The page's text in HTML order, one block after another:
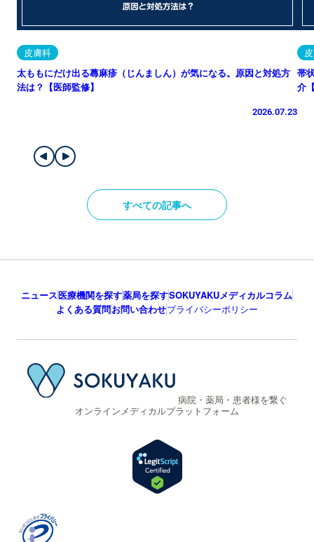
皮膚科
太ももにだけ出る蕁麻疹（じんましん）が気になる。原因と対処方
法は？【医師監修】
2026.07.23
帯
介
すべての記事へ
ニュース医療機関を探す薬局を探すSOKUYAKUメディカルコラム
よくある質問お問い合わせプライバシーポリシー
病院・薬局・患者様を繋ぐ
オンラインメディカルプラットフォーム